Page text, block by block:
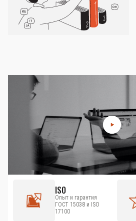
ISO
Опыт и гарантия
ГОСТ 15038 и ISO
17100